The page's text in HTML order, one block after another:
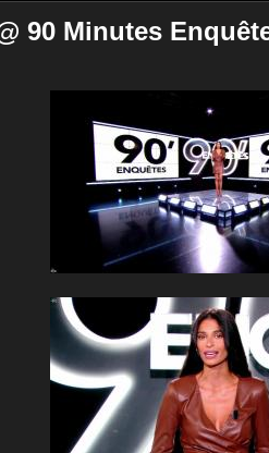
90 Minutes